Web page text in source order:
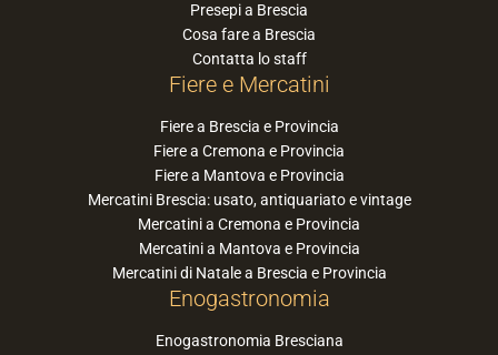
Presepi a Brescia
Cosa fare a Brescia
Contatta lo staff
Fiere e Mercatini
Fiere a Brescia e Provincia
Fiere a Cremona e Provincia
Fiere a Mantova e Provincia
Mercatini Brescia: usato, antiquariato e vintage
Mercatini a Cremona e Provincia
Mercatini a Mantova e Provincia
Mercatini di Natale a Brescia e Provincia
Enogastronomia
Enogastronomia Bresciana